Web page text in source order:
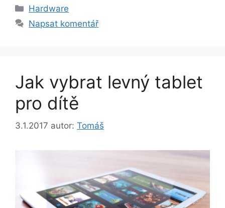
Rubriky
Hardware
Napsat komentář
Jak vybrat levný tablet
pro dítě
3.1.2017 autor: Tomáš